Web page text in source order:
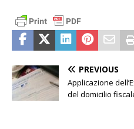
PREVIOUS
Applicazione
del domicilio